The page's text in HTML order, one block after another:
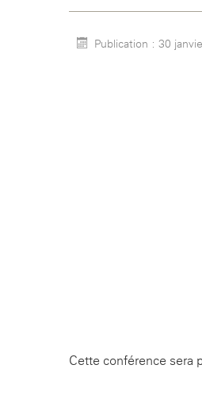
Publication : 30
Cette conférence sera